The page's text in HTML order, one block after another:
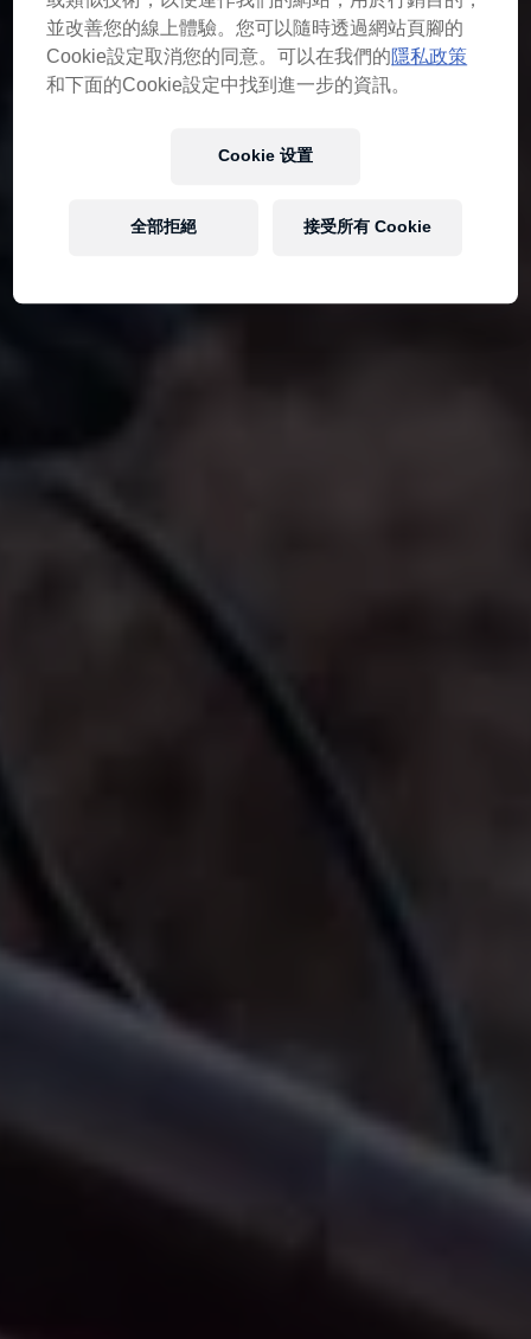
並改善您的線上體驗。您可以隨時透過網站頁腳的
Cookie設定取消您的同意。可以在我們的隱私政策
和下面的Cookie設定中找到進一步的資訊。
Cookie 设置
全部拒絕 接受所有 Cookie